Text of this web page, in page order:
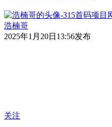
浩楠哥
2025年1月20日13:56发布
关注